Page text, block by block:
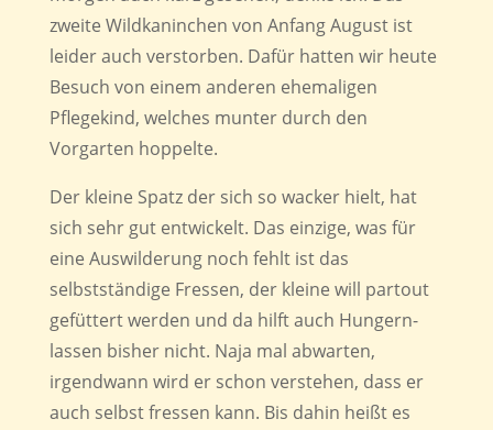
zweite Wildkaninchen von Anfang August ist
leider auch verstorben. Dafür hatten wir heute
Besuch von einem anderen ehemaligen
Pflegekind, welches munter durch den
Vorgarten hoppelte.
Der kleine Spatz der sich so wacker hielt, hat
sich sehr gut entwickelt. Das einzige, was für
eine Auswilderung noch fehlt ist das
selbstständige Fressen, der kleine will partout
gefüttert werden und da hilft auch Hungern-
lassen bisher nicht. Naja mal abwarten,
irgendwann wird er schon verstehen, dass er
auch selbst fressen kann. Bis dahin heißt es